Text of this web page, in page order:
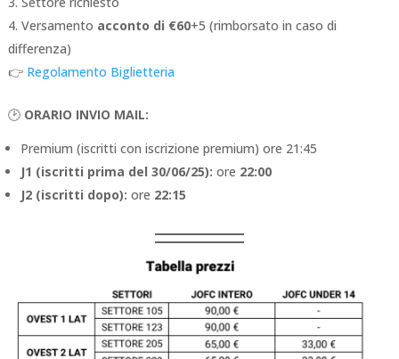
Versamento acconto di €60+5 (rimborsato in caso di
differenza)
👉 Regolamento Biglietteria
🕑 ORARIO INVIO MAIL:
Premium (iscritti con iscrizione premium) ore 21:45
J1 (iscritti prima del 30/06/25): ore 22:00
J2 (iscritti dopo): ore 22:15